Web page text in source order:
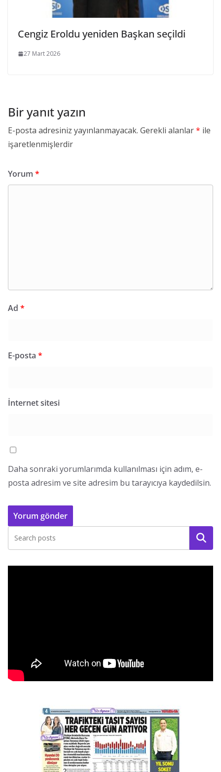
Cengiz Eroldu yeniden Başkan seçildi
27 Mart 2026
Bir yanıt yazın
E-posta adresiniz yayınlanmayacak. Gerekli alanlar* ile
işaretlenmişlerdir
Yorum *
Ad *
E-posta *
İnternet sitesi
Daha sonraki yorumlarımda kullanılması için adım, e-
posta adresim ve site adresim bu tarayıcıya kaydedilsin.
Ara